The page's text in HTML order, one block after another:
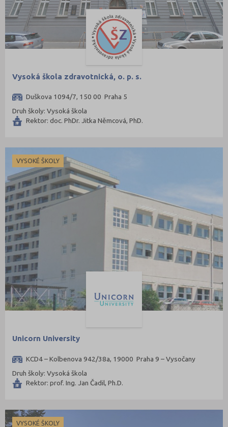
Vysoká škola zdravotnická, o. p. s.
Duškova 1094/7, 150 00 Praha 5
Druh školy: Vysoká škola
Rektor: doc. PhDr. Jitka Němcová, PhD.
VYSOKÉ ŠKOLY
Unicorn University
KCD4 – Kolbenova 942/38a, 19000 Praha 9 – Vysočany
Druh školy: Vysoká škola
Rektor: prof. Ing. Jan Čadil, Ph.D.
VYSOKÉ ŠKOLY